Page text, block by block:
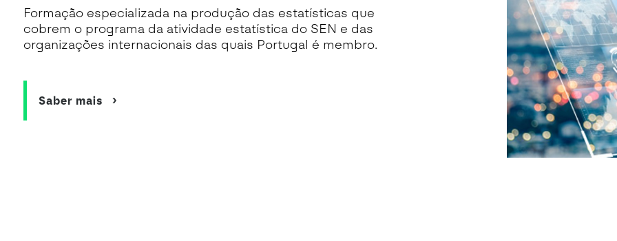
Formação especializada na produção das estatísticas que
cobrem o programa da atividade estatística do SEN e das
organizações internacionais das quais Portugal é membro.
Saber mais